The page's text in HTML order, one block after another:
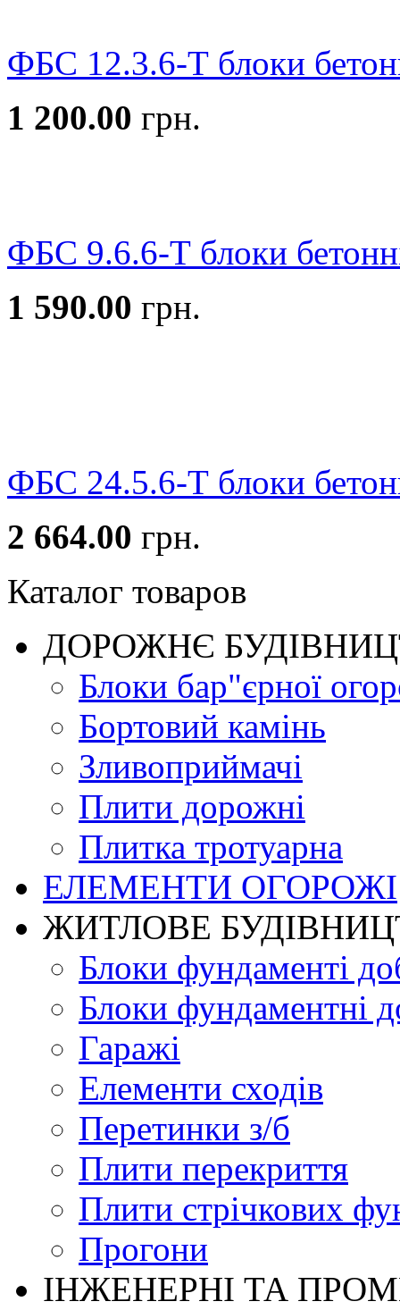
ФБС 12.3.6-Т блоки
1 200.00 грн.
ФБС 9.6.6-Т блоки
1 590.00 грн.
ФБС 24.5.6-Т блоки
2 664.00 грн.
Каталог товаров
ДОРОЖНЄ
Блоки бар"єрної
Бортовий камінь
Зливоприймачі
Плити дорожні
Плитка тротуарна
ЕЛЕМЕНТИ ОГОРОЖІ
ЖИТЛОВЕ
Блоки фундаменті
Блоки фундаментні
Гаражі
Елементи сходів
Перетинки з/б
Плити перекриття
Плити стрічкових
Прогони
ІНЖЕНЕРНІ ТА